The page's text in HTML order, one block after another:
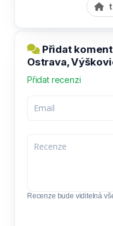
Přidat
Ostrava,
Přidat recenzi
Recenze bude viditelná